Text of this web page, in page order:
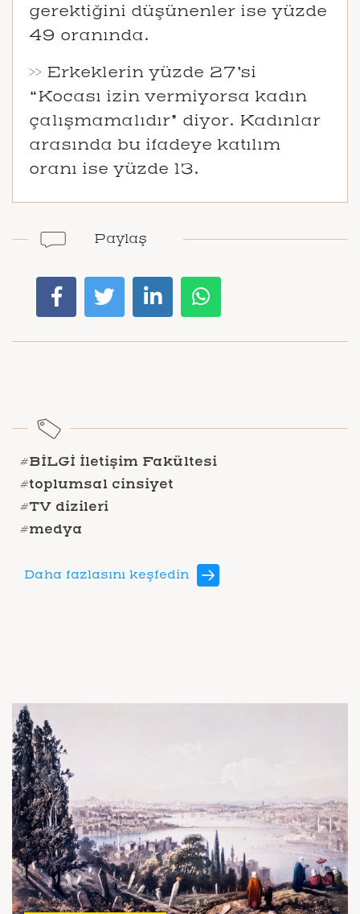
gerektiğini düşünenler ise yüzde
49 oranında.
>> Erkeklerin yüzde 27’si
“Kocası izin vermiyorsa kadın
çalışmamalıdır” diyor. Kadınlar
arasında bu ifadeye katılım
oranı ise yüzde 13.
Paylaş
#BİLGİ İletişim Fakültesi
#toplumsal cinsiyet
#TV dizileri
#medya
Daha fazlasını keşfedin